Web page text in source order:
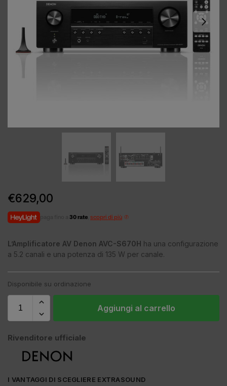
€629,00
30 rate scopri di più
L’Amplificatore AV Denon AVC-S670H ha una configurazione
a 5.2 canali e una potenza di 135 W per canale.
Disponibile su ordinazione
Aggiungi al carrello
Rivenditore ufficiale
I VANTAGGI DI SCEGLIERE EXTRASOUND